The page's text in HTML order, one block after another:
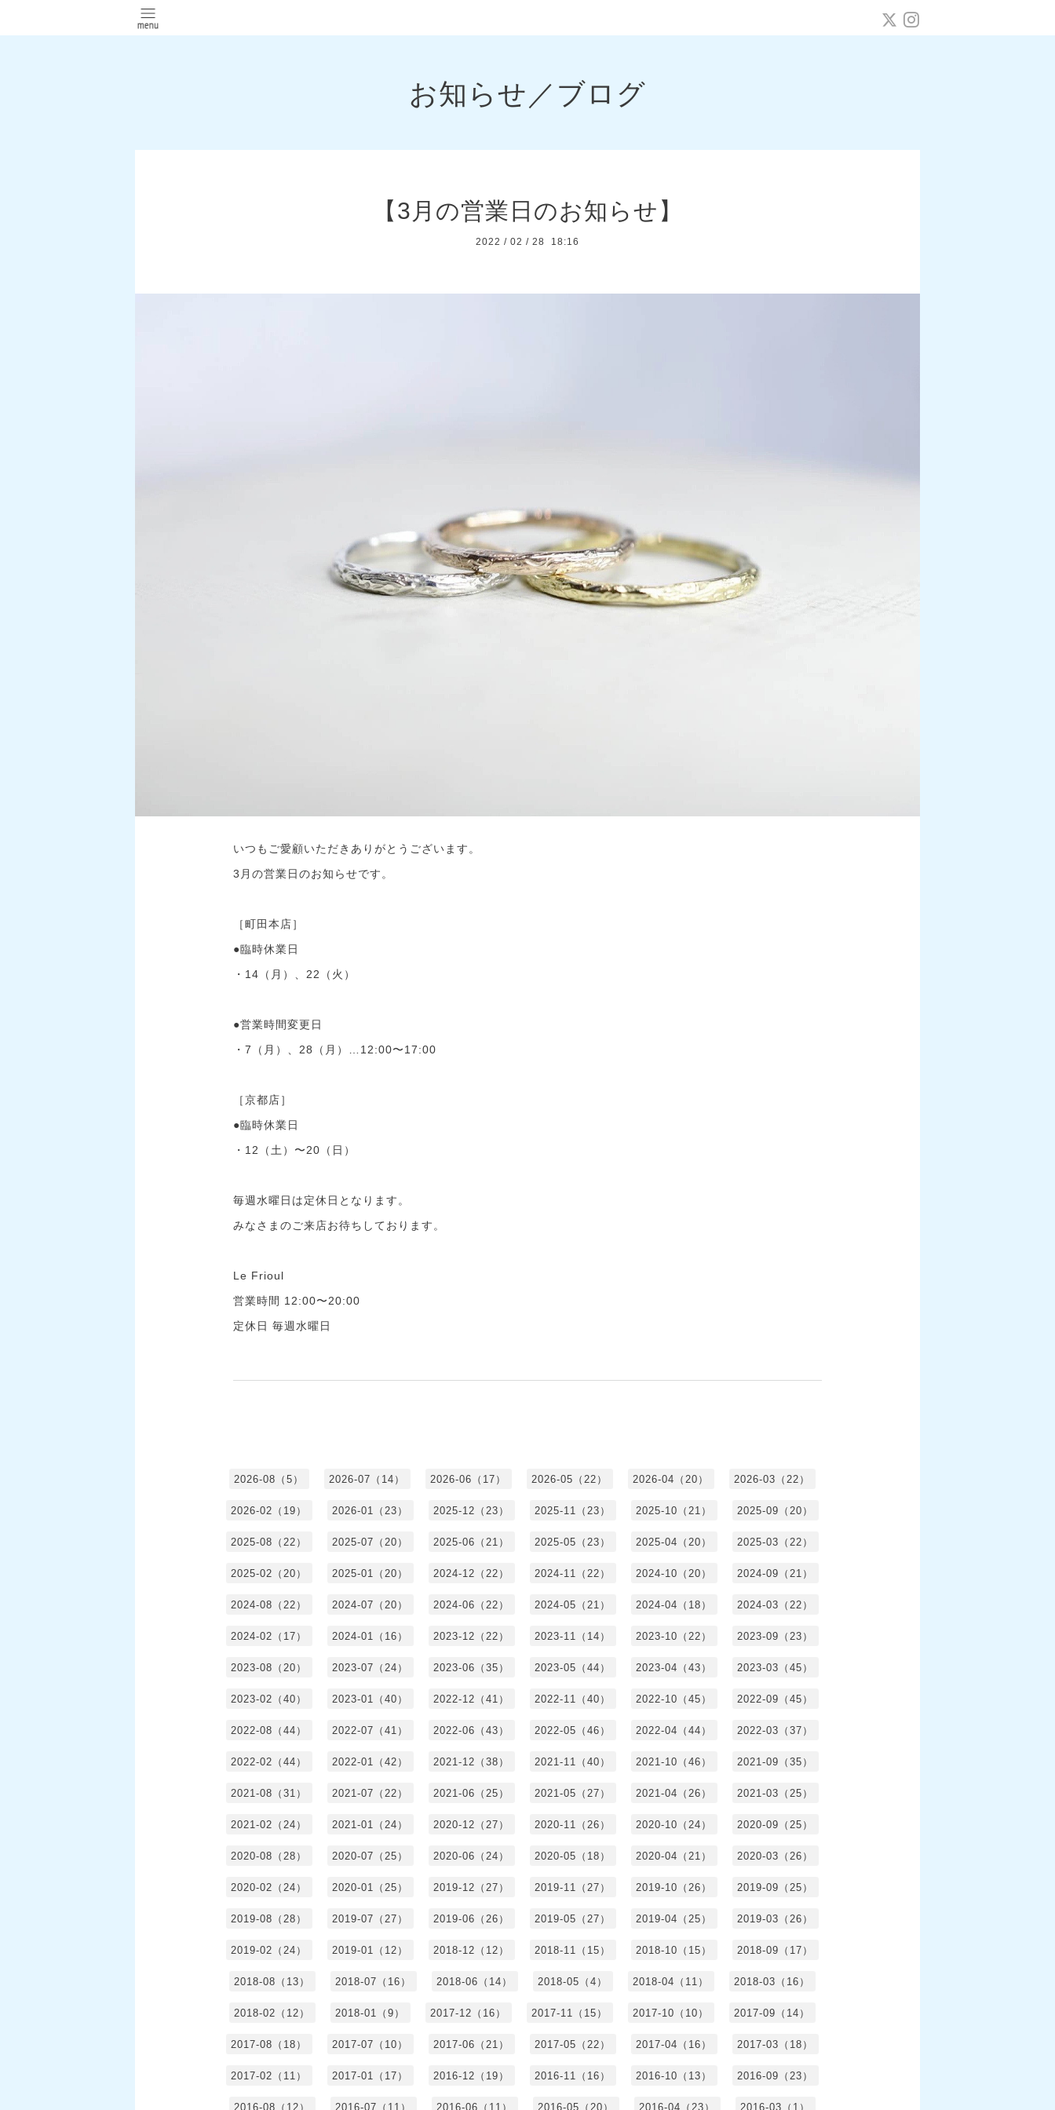
お知らせ／ブログ
【3月の営業日のお知らせ】
2022 / 02 / 28 18:16
いつもご愛顧いただきありがとうございます。
3月の営業日のお知らせです。
［町田本店］
●臨時休業日
・14（月）、22（火）
●営業時間変更日
・7（月）、28（月）…12:00〜17:00
［京都店］
●臨時休業日
・12（土）〜20（日）
毎週水曜日は定休日となります。
みなさまのご来店お待ちしております。
Le Frioul
営業時間 12:00〜20:00
定休日 毎週水曜日
2026-08（5） 2026-07（14） 2026-06（17） 2026-05（22） 2026-04（20） 2026-03（22）
2026-02（19） 2026-01（23） 2025-12（23） 2025-11（23） 2025-10（21） 2025-09（20）
2025-08（22） 2025-07（20） 2025-06（21） 2025-05（23） 2025-04（20） 2025-03（22）
2025-02（20） 2025-01（20） 2024-12（22） 2024-11（22） 2024-10（20） 2024-09（21）
2024-08（22） 2024-07（20） 2024-06（22） 2024-05（21） 2024-04（18） 2024-03（22）
2024-02（17） 2024-01（16） 2023-12（22） 2023-11（14） 2023-10（22） 2023-09（23）
2023-08（20） 2023-07（24） 2023-06（35） 2023-05（44） 2023-04（43） 2023-03（45）
2023-02（40） 2023-01（40） 2022-12（41） 2022-11（40） 2022-10（45） 2022-09（45）
2022-08（44） 2022-07（41） 2022-06（43） 2022-05（46） 2022-04（44） 2022-03（37）
2022-02（44） 2022-01（42） 2021-12（38） 2021-11（40） 2021-10（46） 2021-09（35）
2021-08（31） 2021-07（22） 2021-06（25） 2021-05（27） 2021-04（26） 2021-03（25）
2021-02（24） 2021-01（24） 2020-12（27） 2020-11（26） 2020-10（24） 2020-09（25）
2020-08（28） 2020-07（25） 2020-06（24） 2020-05（18） 2020-04（21） 2020-03（26）
2020-02（24） 2020-01（25） 2019-12（27） 2019-11（27） 2019-10（26） 2019-09（25）
2019-08（28） 2019-07（27） 2019-06（26） 2019-05（27） 2019-04（25） 2019-03（26）
2019-02（24） 2019-01（12） 2018-12（12） 2018-11（15） 2018-10（15） 2018-09（17）
2018-08（13） 2018-07（16） 2018-06（14） 2018-05（4） 2018-04（11） 2018-03（16）
2018-02（12） 2018-01（9） 2017-12（16） 2017-11（15） 2017-10（10） 2017-09（14）
2017-08（18） 2017-07（10） 2017-06（21） 2017-05（22） 2017-04（16） 2017-03（18）
2017-02（11） 2017-01（17） 2016-12（19） 2016-11（16） 2016-10（13） 2016-09（23）
2016-08（12） 2016-07（11） 2016-06（11） 2016-05（20） 2016-04（23） 2016-03（1）